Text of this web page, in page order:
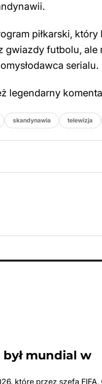
piłkarski,
futbolu, ale
serialu.
legendarny
skandynawia telewizja
był mundial w
które przez szefa FIFA,